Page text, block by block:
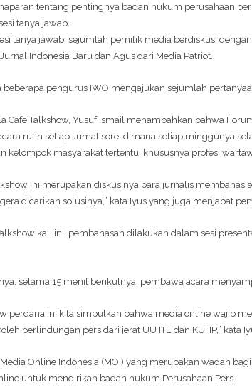
tentang pentingnya badan hukum perusahaan
tanya jawab.
tanya jawab, sejumlah pemilik media berdiskusi
Indonesia Baru dan Agus dari Media Patriot.
beberapa pengurus IWO mengajukan sejumlah
Cafe Talkshow, Yusuf Ismail menambahkan bahwa
rutin setiap Jumat sore, dimana setiap minggunya
kelompok masyarakat tertentu, khususnya profesi
ini merupakan diskusinya para jurnalis membahas
dicarikan solusinya,” kata Iyus yang juga menjabat
kali ini, pembahasan dilakukan dalam sesi
selama 15 menit berikutnya, pembawa acara
perdana ini kita simpulkan bahwa media online wajib
perlindungan pers dari jerat UU ITE dan KUHP,” kata
Online Indonesia (MOI) yang merupakan wadah
untuk mendirikan badan hukum Perusahaan Pers.